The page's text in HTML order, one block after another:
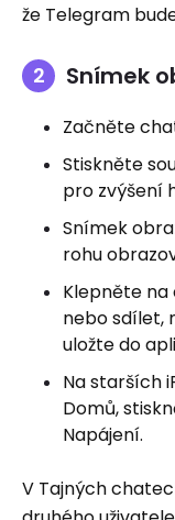
že Telegram
Snímek
Začněte
Stiskněte
pro zvýšení
Snímek
rohu
Klepněte
nebo sdílet,
uložte do
Na starších
Domů,
Napájení.
V Tajných